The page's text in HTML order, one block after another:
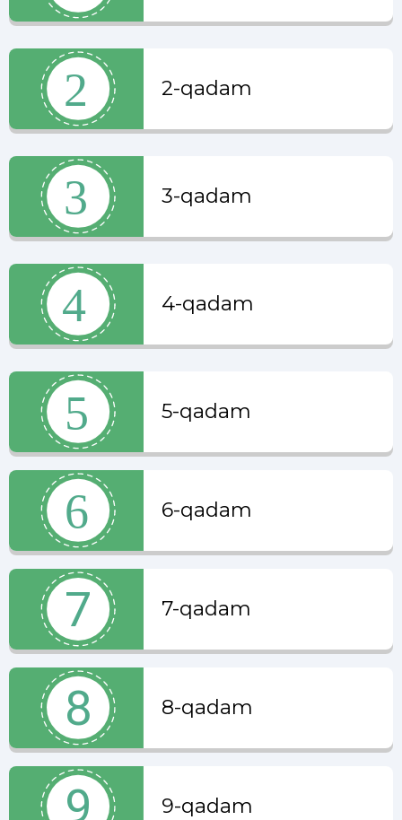
2-qadam
3-qadam
4-qadam
5-qadam
6-qadam
7-qadam
8-qadam
9-qadam